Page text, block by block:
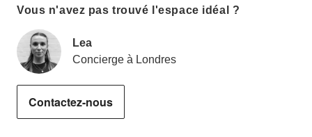
Vous n'avez pas trouvé l'espace idéal ?
Lea
Concierge à Londres
Contactez-nous